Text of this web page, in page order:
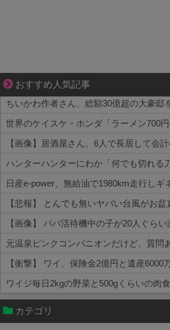
おすすめ人気記事
ゾッとして、ほろりとする奇妙な物語。
【悲報】 とんでも無いヤバい台風がお盆
元温泉ピンクコンパニオンだけど、質問
Powered by livedoor 相互RSS
カテゴリ